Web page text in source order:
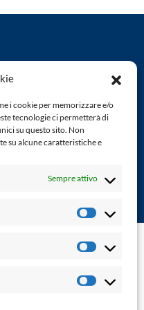
i cookie per memorizzare e/o
tecnologie ci permetterà di
su questo sito. Non
su alcune caratteristiche e
Sempre attivo
Patricolo